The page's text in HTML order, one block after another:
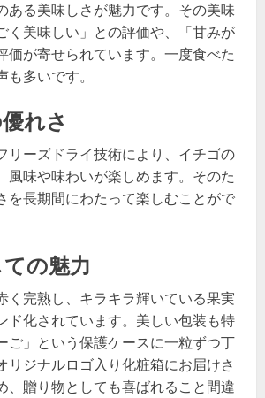
ある美味しさが魅力です。その美味
く美味しい」との評価や、「甘みが
価が寄せられています。一度食べた
多いです。
れさ
リーズドライ技術により、イチゴの
風味や味わいが楽しめます。そのた
を長期間にわたって楽しむことがで
の魅力
く完熟し、キラキラ輝いている果実
ド化されています。美しい包装も特
ご」という保護ケースに一粒ずつ丁
リジナルロゴ入り化粧箱にお届けさ
、贈り物としても喜ばれること間違